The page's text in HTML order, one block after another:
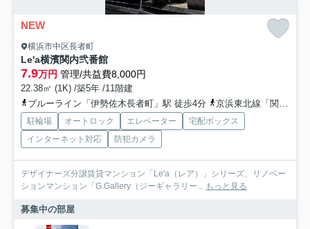
NEW
横浜市中区長者町
Le'a横濱関内弐番館
7.9万円 管理/共益費8,000円
22.38㎡ (1K) /築5年 /11階建
ブルーライン「伊勢佐木長者町」駅 徒歩4分
京浜東北線「関内」駅 徒歩9分
駐輪場 オートロック エレベーター
宅配ボックス
インターネット対応
防犯カメラ
デザイナーズ分譲賃貸マンション「Le'a（レア）」シリーズ、リノベー
ションマンション「G.Gallery（ジーギャラリー... もっと見る
募集中の部屋